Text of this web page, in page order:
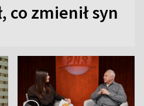
co zmienił syn